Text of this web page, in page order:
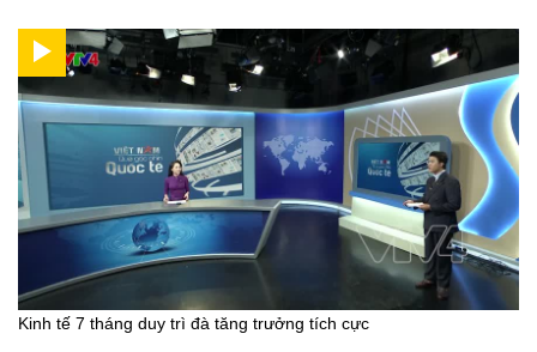
Kinh tế 7 tháng duy trì đà tăng trưởng tích cực